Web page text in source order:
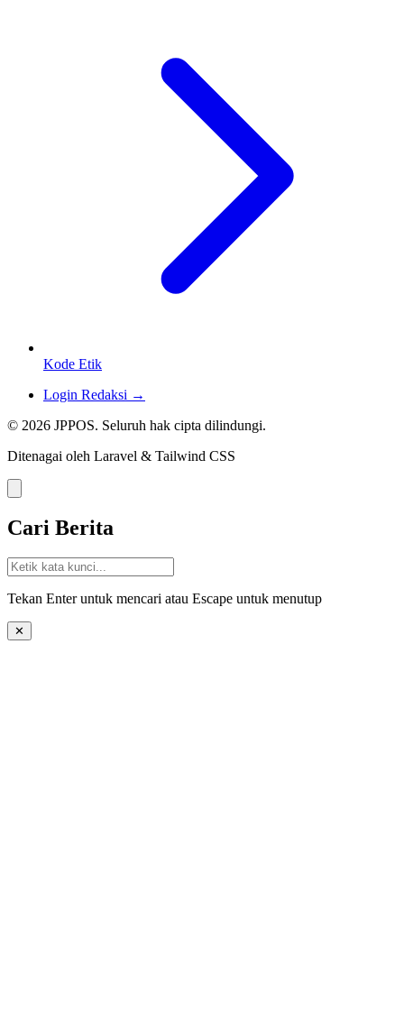
Kode Etik
Login Redaksi →
© 2026 JPPOS. Seluruh hak cipta dilindungi.
Ditenagai oleh Laravel & Tailwind CSS
Cari Berita
Tekan Enter untuk mencari atau Escape untuk menutup
✕